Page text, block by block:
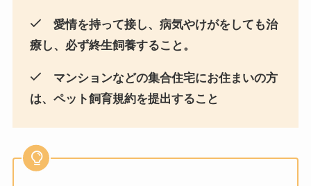
愛情を持って接し、病気やけがをしても治
療し、必ず終生飼養すること。
マンションなどの集合住宅にお住まいの方
は、ペット飼育規約を提出すること